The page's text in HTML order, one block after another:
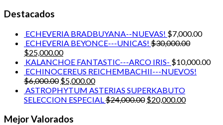
Destacados
ECHEVERIA BRADBUYANA--NUEVAS! $7,000.00
ECHEVERIA BEYONCE---UNICAS! $30,000.00
$25,000.00
KALANCHOE FANTASTIC---ARCO IRIS- $10,000.00
ECHINOCEREUS REICHEMBACHII---NUEVOS!
$6,000.00 $5,000.00
ASTROPHYTUM ASTERIAS SUPERKABUTO
SELECCION ESPECIAL$24,000.00 $20,000.00
Mejor Valorados